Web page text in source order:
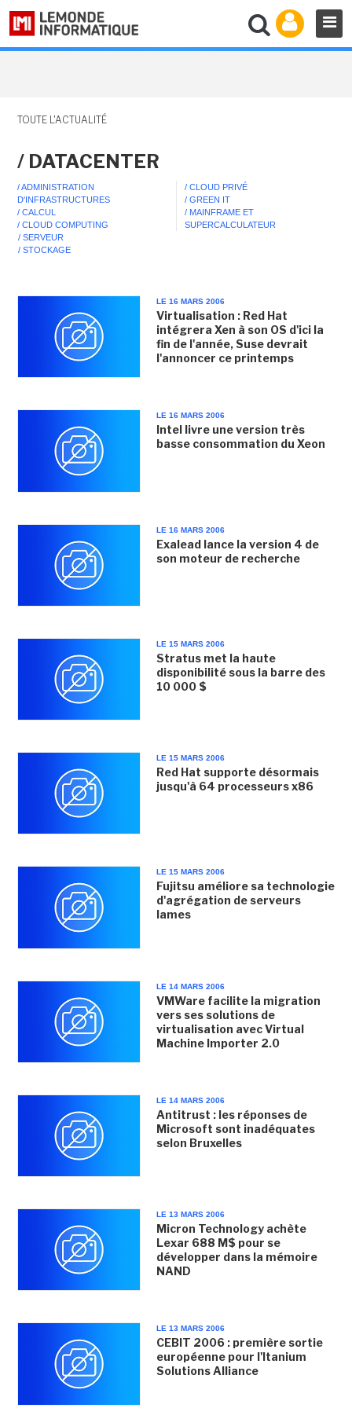
TOUTE L'ACTUALITÉ
/ DATACENTER
/ ADMINISTRATION
D'INFRASTRUCTURES
/ CALCUL
/ CLOUD COMPUTING
/ CLOUD PRIVÉ
/ GREEN IT
/ MAINFRAME ET
SUPERCALCULATEUR
/ SERVEUR
/ STOCKAGE
LE 16 MARS 2006
Virtualisation : Red Hat
intégrera Xen à son OS d'ici la
fin de l'année, Suse devrait
l'annoncer ce printemps
LE 16 MARS 2006
Intel livre une version très
basse consommation du Xeon
LE 16 MARS 2006
Exalead lance la version 4 de
son moteur de recherche
LE 15 MARS 2006
Stratus met la haute
disponibilité sous la barre des
10 000 $
LE 15 MARS 2006
Red Hat supporte désormais
jusqu'à 64 processeurs x86
LE 15 MARS 2006
Fujitsu améliore sa technologie
d'agrégation de serveurs
lames
LE 14 MARS 2006
VMWare facilite la migration
vers ses solutions de
virtualisation avec Virtual
Machine Importer 2.0
LE 14 MARS 2006
Antitrust : les réponses de
Microsoft sont inadéquates
selon Bruxelles
LE 13 MARS 2006
Micron Technology achète
Lexar 688 M$ pour se
développer dans la mémoire
NAND
LE 13 MARS 2006
CEBIT 2006 : première sortie
européenne pour l'Itanium
Solutions Alliance